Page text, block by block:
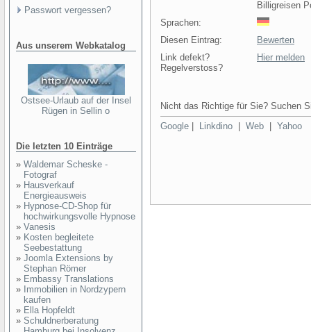
Passwort vergessen?
Aus unserem Webkatalog
Ostsee-Urlaub auf der Insel
Rügen in Sellin o
Die letzten 10 Einträge
» Waldemar Scheske -
Fotograf
» Hausverkauf
Energieausweis
» Hypnose-CD-Shop für
hochwirkungsvolle Hypnose
» Vanesis
» Kosten begleitete
Seebestattung
» Joomla Extensions by
Stephan Römer
» Embassy Translations
» Immobilien in Nordzypern
kaufen
» Ella Hopfeldt
» Schuldnerberatung
Billigreisen
Sprachen:
Diesen Eintrag:
Bewerten
Link defekt?
Regelverstoss?
Hier melden
Nicht das Richtige für Sie? Suchen
Google
Linkdino Web Yahoo